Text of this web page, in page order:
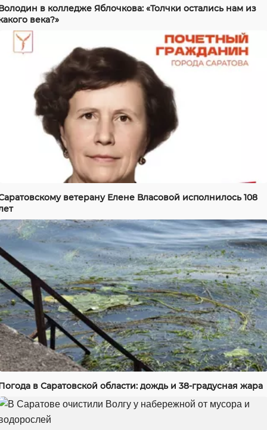
в колледже Яблочкова: «Толчки остались нам из
века?»
ветерану Елене Власовой исполнилось 108
в Саратовской области: дождь и 38-градусная жара